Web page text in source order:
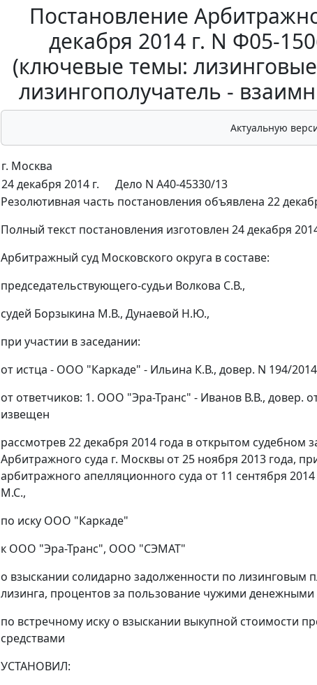
Постановление
декабря 2014 г. N Ф05-
(ключевые темы:
лизингополучатель -
Актуальную
г. Москва
24 декабря 2014 г.
Дело N А40-45330/13
Резолютивная часть постановления объявлена 22
Полный текст постановления изготовлен 24 декабря
Арбитражный суд Московского округа в составе:
председательствующего-судьи Волкова С.В.,
судей Борзыкина М.В., Дунаевой Н.Ю.,
при участии в заседании:
от истца - ООО "Каркаде" - Ильина К.В., довер. N 194/2014
от ответчиков: 1. ООО "Эра-Транс" - Иванов В.В., довер.
извещен
рассмотрев 22 декабря 2014 года в открытом
Арбитражного суда г. Москвы от 25 ноября 2013 года,
арбитражного апелляционного суда от 11 сентября
М.С.,
по иску ООО "Каркаде"
к ООО "Эра-Транс", ООО "СЭМАТ"
о взыскании солидарно задолженности по лизинговым
лизинга, процентов за пользование чужими денежными
по встречному иску о взыскании выкупной стоимости
средствами
УСТАНОВИЛ: